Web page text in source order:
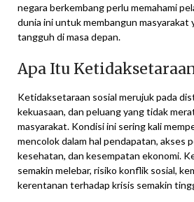
negara berkembang perlu memahami
dunia ini untuk membangun masyarakat
tangguh di masa depan.
Apa Itu
Ketidaksetaraan sosial merujuk pada
kekuasaan, dan peluang yang tidak
masyarakat. Kondisi ini sering kali
mencolok dalam hal pendapatan, akses
kesehatan, dan kesempatan ekonomi.
semakin melebar, risiko konflik sosial,
kerentanan terhadap krisis semakin